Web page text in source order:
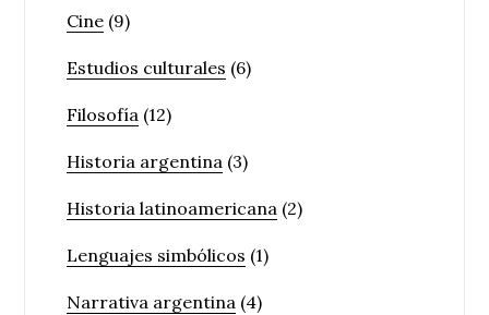
Cine (9)
Estudios culturales (6)
Filosofía (12)
Historia argentina (3)
Historia latinoamericana (2)
Lenguajes simbólicos (1)
Narrativa argentina (4)